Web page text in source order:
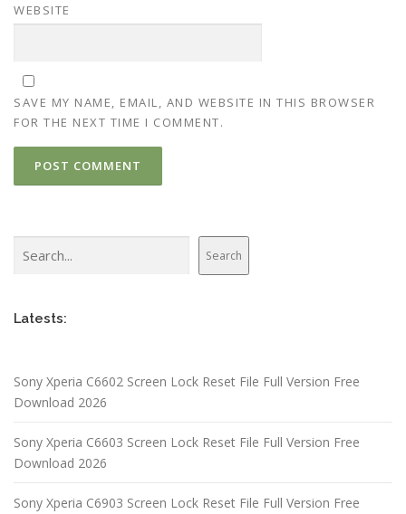
WEBSITE
SAVE MY NAME, EMAIL, AND WEBSITE IN THIS BROWSER
FOR THE NEXT TIME I COMMENT.
Search
Latests:
Sony Xperia C6602 Screen Lock Reset File Full Version Free
Download 2026
Sony Xperia C6603 Screen Lock Reset File Full Version Free
Download 2026
Sony Xperia C6903 Screen Lock Reset File Full Version Free